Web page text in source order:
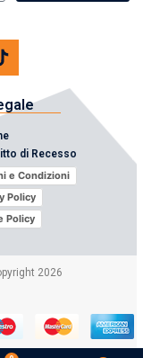
di Recesso
e Condizioni
Policy
Policy
2026